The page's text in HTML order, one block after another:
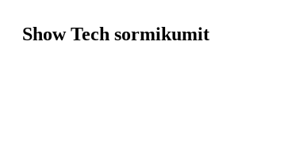
Show Tech sormikumit